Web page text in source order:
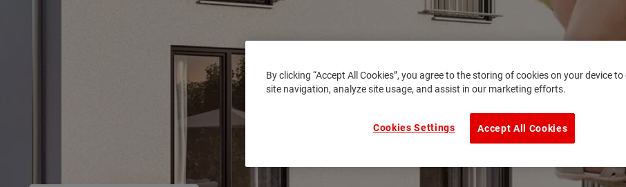
By clicking “Accept All Cookies”, you agree to the storing of cookies on your device to
site navigation, analyze site usage, and assist in our marketing efforts.
Accept All Cookies
Cookies Settings